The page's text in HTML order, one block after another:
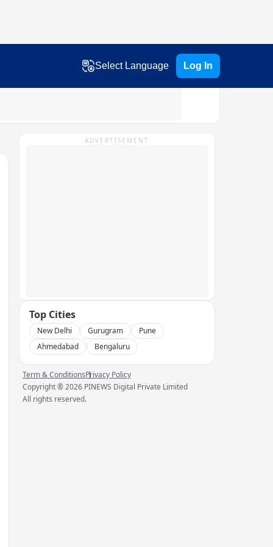
Select Language Log In
ADVERTISEMENT
Top Cities
New Delhi Gurugram
Pune
Ahmedabad
Bengaluru
Term & ConditionsPrivacy Policy
Copyright ®2026 PINEWS Digital Private Limited
All rights reserved.